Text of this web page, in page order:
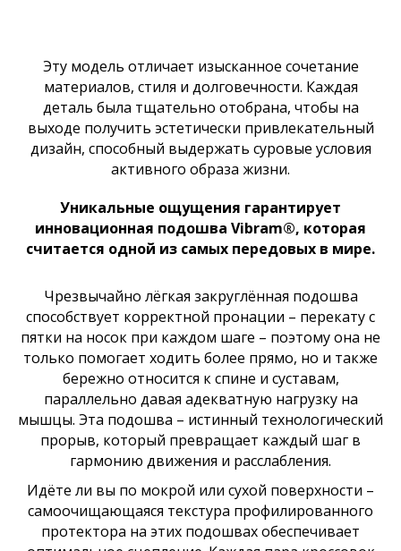
Эту модель отличает изысканное сочетание
материалов, стиля и долговечности. Каждая
деталь была тщательно отобрана, чтобы на
выходе получить эстетически привлекательный
дизайн, способный выдержать суровые условия
активного образа жизни.
Уникальные ощущения гарантирует
инновационная подошва Vibram®, которая
считается одной из самых передовых в мире.
Чрезвычайно лёгкая закруглённая подошва
способствует корректной пронации – перекату с
пятки на носок при каждом шаге – поэтому она не
только помогает ходить более прямо, но и также
бережно относится к спине и суставам,
параллельно давая адекватную нагрузку на
мышцы. Эта подошва – истинный технологический
прорыв, который превращает каждый шаг в
гармонию движения и расслабления.
Идёте ли вы по мокрой или сухой поверхности –
самоочищающаяся текстура профилированного
протектора на этих подошвах обеспечивает